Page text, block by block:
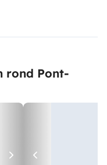
rond Pont-